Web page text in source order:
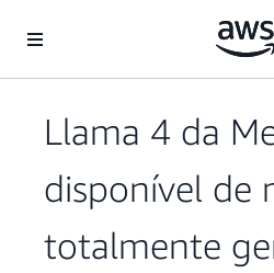
Pular para o conteúdo principal
Llama 4 da
disponível de
totalmente